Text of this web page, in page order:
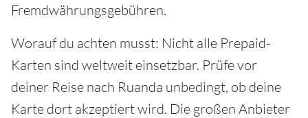
Fremdwährungsgebühren.
Worauf du achten musst: Nicht alle Prepaid-
Karten sind weltweit einsetzbar. Prüfe vor
deiner Reise nach Ruanda unbedingt, ob deine
Karte dort akzeptiert wird. Die großen Anbieter